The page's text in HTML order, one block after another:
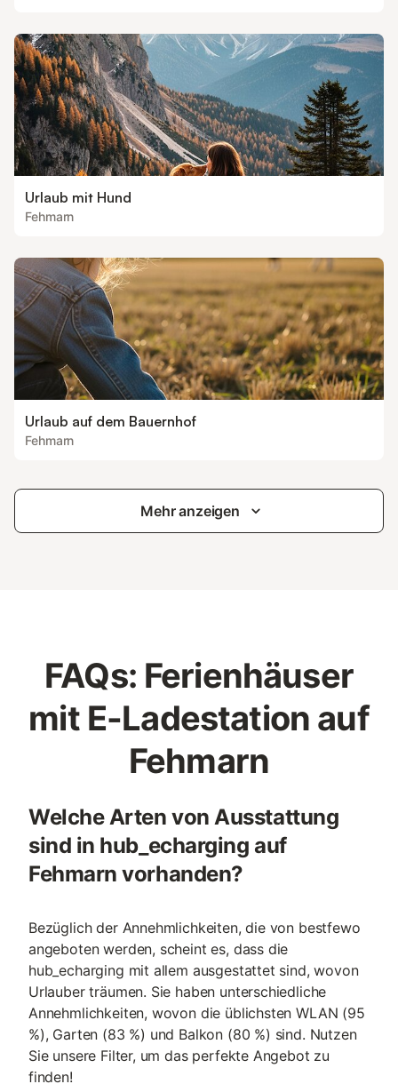
Urlaub mit Hund
Fehmarn
Urlaub auf dem Bauernhof
Fehmarn
Mehr anzeigen
FAQs: Ferienhäuser
mit E-Ladestation auf
Fehmarn
Welche Arten von Ausstattung
sind in hub_echarging auf
Fehmarn vorhanden?
Bezüglich der Annehmlichkeiten, die von bestfewo
angeboten werden, scheint es, dass die
hub_echarging mit allem ausgestattet sind, wovon
Urlauber träumen. Sie haben unterschiedliche
Annehmlichkeiten, wovon die üblichsten WLAN (95
%), Garten (83 %) und Balkon (80 %) sind. Nutzen
Sie unsere Filter, um das perfekte Angebot zu
finden!